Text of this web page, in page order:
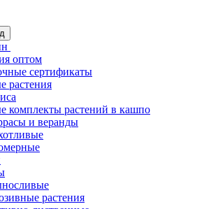
оптом
сертификаты
растения
комплекты растений в кашпо
и веранды
растения